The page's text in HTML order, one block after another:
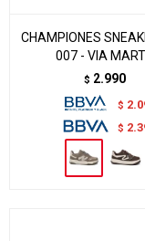
CHAMPIONES
007 - VIA
$ 2.990
$
$